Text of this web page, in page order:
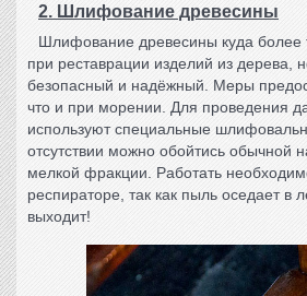
2. Шлифование древесины
Шлифование древесины куда более
при реставрации изделий из дерева ,
безопасный и надёжный. Меры
что и при морении. Для проведения
используют специальные
отсутствии можно обойтись обычной
мелкой фракции. Работать
респираторе, так как пыль оседает в
выходит!